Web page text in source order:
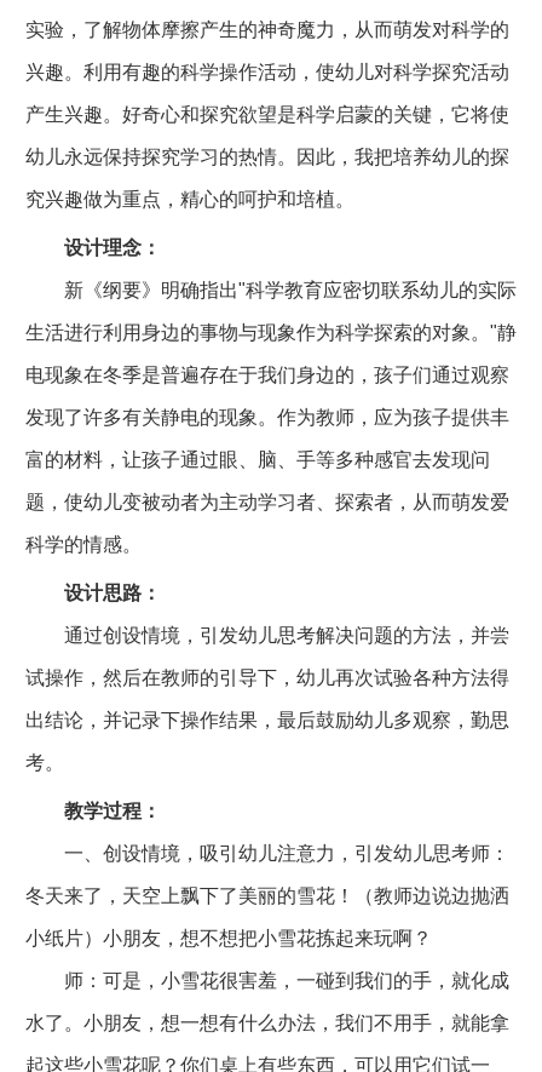
实验，了解物体摩擦产生的神奇魔力，从而萌发对科学的
兴趣。利用有趣的科学操作活动，使幼儿对科学探究活动
产生兴趣。好奇心和探究欲望是科学启蒙的关键，它将使
幼儿永远保持探究学习的热情。因此，我把培养幼儿的探
究兴趣做为重点，精心的呵护和培植。
设计理念：
新《纲要》明确指出"科学教育应密切联系幼儿的实际
生活进行利用身边的事物与现象作为科学探索的对象。"静
电现象在冬季是普遍存在于我们身边的，孩子们通过观察
发现了许多有关静电的现象。作为教师，应为孩子提供丰
富的材料，让孩子通过眼、脑、手等多种感官去发现问
题，使幼儿变被动者为主动学习者、探索者，从而萌发爱
科学的情感。
设计思路：
通过创设情境，引发幼儿思考解决问题的方法，并尝
试操作，然后在教师的引导下，幼儿再次试验各种方法得
出结论，并记录下操作结果，最后鼓励幼儿多观察，勤思
考。
教学过程：
一、创设情境，吸引幼儿注意力，引发幼儿思考师：
冬天来了，天空上飘下了美丽的雪花！（教师边说边抛洒
小纸片）小朋友，想不想把小雪花拣起来玩啊？
师：可是，小雪花很害羞，一碰到我们的手，就化成
水了。小朋友，想一想有什么办法，我们不用手，就能拿
起这些小雪花呢？你们桌上有些东西，可以用它们试一